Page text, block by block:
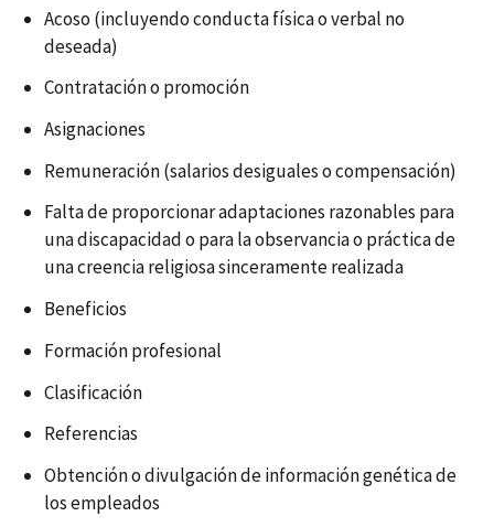
Acoso (incluyendo conducta física o verbal no
deseada)
Contratación o promoción
Asignaciones
Remuneración (salarios desiguales o compensación)
Falta de proporcionar adaptaciones razonables para
una discapacidad o para la observancia o práctica de
una creencia religiosa sinceramente realizada
Beneficios
Formación profesional
Clasificación
Referencias
Obtención o divulgación de información genética de
los empleados